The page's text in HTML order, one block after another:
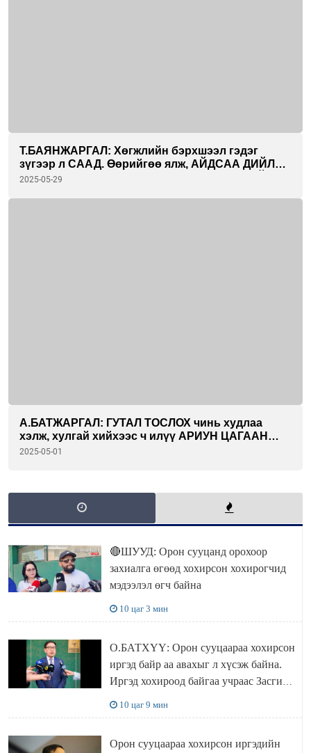
Т.БАЯНЖАРГАЛ: Хөгжлийн бэрхшээл гэдэг
зүгээр л СААД. Өөрийгөө ялж, АЙДСАА ДИЙЛЖ
тэмцээний тайзан дээр гарах ҮНЭХЭЭР САЙХАН
2025-05-29
А.БАТЖАРГАЛ: ГУТАЛ ТОСЛОХ чинь худлаа
хэлж, хулгай хийхээс ч илүү АРИУН ЦАГААН
ХӨДӨЛМӨР шүү дээ...
2025-05-01
🔴ШУУД: Орон сууцанд орохоор
захиалга өгөөд хохирсон хохирогчид
мэдээлэл өгч байна
10 цаг 3 мин
О.БАТХҮҮ: Орон сууцаараа хохирсон
иргэд байр аа авахыг л хүсэж байна.
Иргэд хохироод байгаа учраас Засгийн
10 цаг 9 мин
Орон сууцаараа хохирсон иргэдийн